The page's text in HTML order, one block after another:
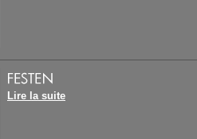
Lire la suite